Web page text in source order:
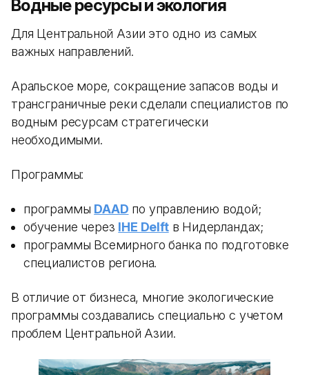
Водные ресурсы и экология
Для Центральной Азии это одно из самых
важных направлений.
Аральское море, сокращение запасов воды и
трансграничные реки сделали специалистов по
водным ресурсам стратегически
необходимыми.
Программы:
программы DAAD по управлению водой;
обучение через IHE Delftв Нидерландах;
программы Всемирного банка по подготовке
специалистов региона.
В отличие от бизнеса, многие экологические
программы создавались специально с учетом
проблем Центральной Азии.